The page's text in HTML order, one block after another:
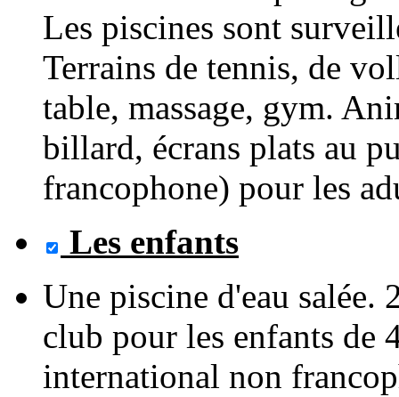
Les piscines sont
Terrains de tennis, de
table, massage, gym.
billard, écrans plats au
francophone) pour les
Les enfants
Une piscine d'eau salée.
club pour les enfants de
international non